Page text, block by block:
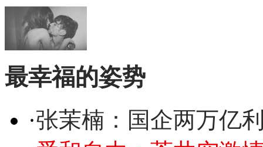
最幸福的姿势
·张茉楠：国企两万亿